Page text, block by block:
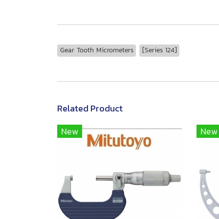
Gear Tooth Micrometers [Series 124]
Related Product
New
New